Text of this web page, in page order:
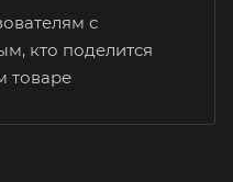
с
кто поделится
товаре